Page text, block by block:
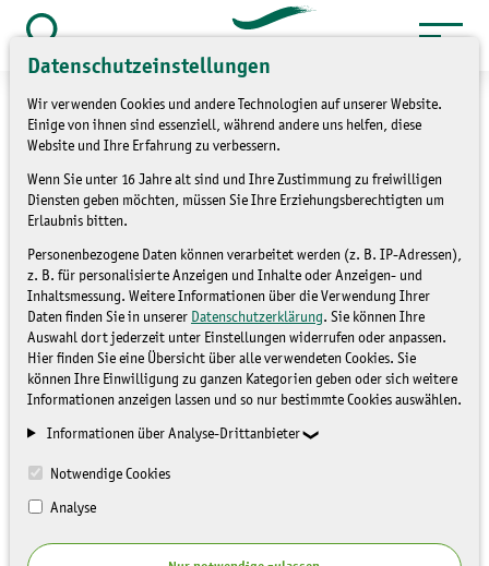
Datenschutzeinstellungen
Wir verwenden Cookies und andere Technologien auf unserer Website.
Einige von ihnen sind essenziell, während andere uns helfen, diese
Website und Ihre Erfahrung zu verbessern.
Wenn Sie unter 16 Jahre alt sind und Ihre Zustimmung zu freiwilligen
Diensten geben möchten, müssen Sie Ihre Erziehungsberechtigten um
Erlaubnis bitten.
Personenbezogene Daten können verarbeitet werden (z. B. IP-Adressen),
z. B. für personalisierte Anzeigen und Inhalte oder Anzeigen- und
Inhaltsmessung. Weitere Informationen über die Verwendung Ihrer
Daten finden Sie in unserer Datenschutzerklärung. Sie können Ihre
Auswahl dort jederzeit unter Einstellungen widerrufen oder anpassen.
Hier finden Sie eine Übersicht über alle verwendeten Cookies. Sie
können Ihre Einwilligung zu ganzen Kategorien geben oder sich weitere
Informationen anzeigen lassen und so nur bestimmte Cookies auswählen.
Informationen über Analyse-Drittanbieter
Notwendige Cookies
Analyse
Zum
Inhalt
springen
Suche
öffnen
Viel Hilfe bei
Streuobstwiesenpflanzung
NICHT ZUGEORDNET